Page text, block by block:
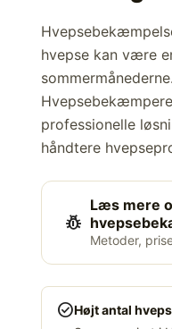
hvepse kan være
professionelle
håndtere
pest_control
Læs mere
Metoder,
check_circleHøjt antal